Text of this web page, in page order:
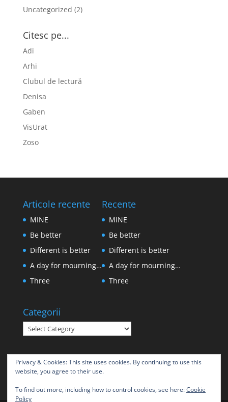
Uncategorized (2)
Citesc pe...
Adi
Arhi
Clubul de lectură
Denisa
Gaben
VisUrat
Zoso
Articole recente
MINE
Be better
Different is better
A day for mourning…
Three
Recente
MINE
Be better
Different is better
A day for mourning…
Three
Categorii
Categorii
Privacy & Cookies: This site uses cookies. By continuing to use this
website, you agree to their use.
To find out more, including how to control cookies, see here:Cookie
Policy